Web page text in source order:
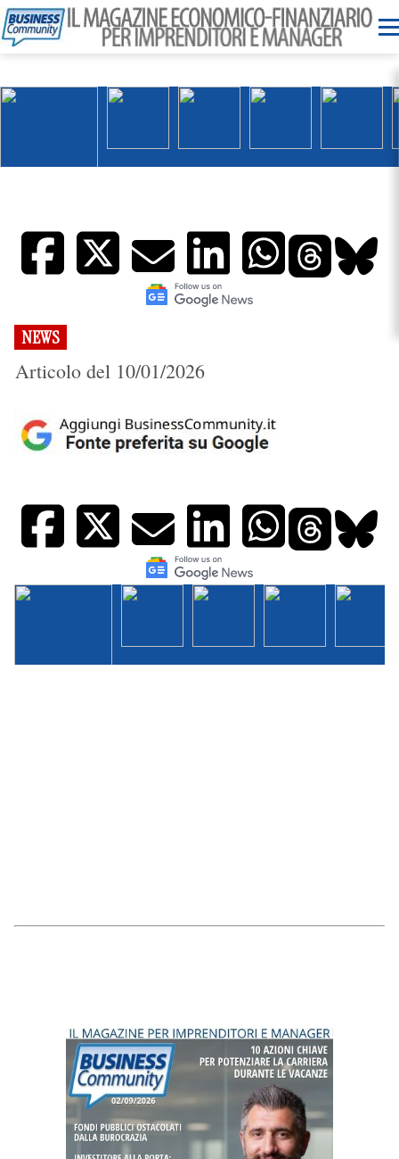
NEWS
Articolo del 10/01/2026